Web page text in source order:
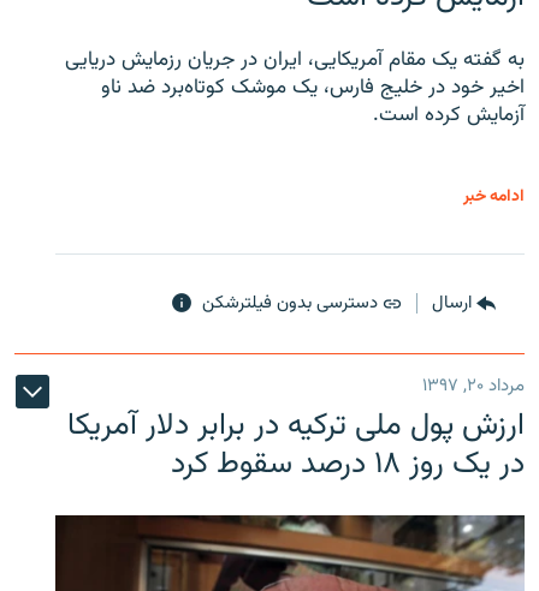
به گفته یک مقام آمریکایی، ایران در جریان رزمایش دریایی
اخیر خود در خلیج فارس، یک موشک کوتاه‌برد ضد ناو
آزمایش کرده است.
ادامه خبر
ارسال دسترسی بدون فیلترشکن
مرداد ۲۰, ۱۳۹۷
ارزش پول ملی ترکیه در برابر دلار آمریکا
در یک روز ۱۸ درصد سقوط کرد